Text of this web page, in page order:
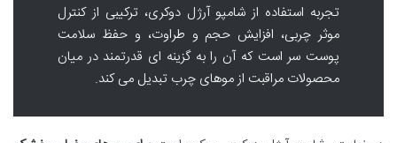
تجربه استفاده از شامپو آرژل دوکری، ترکیبی از کنترل
موثر چربی، افزایش حجم و طراوت، و حفظ سلامت
پوست سر است که آن را به گزینه ای قدرتمند در میان
محصولات مراقبت از موهای چرب تبدیل می کند.